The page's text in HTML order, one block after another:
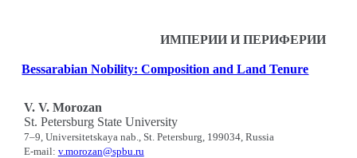
ИМПЕРИИ И ПЕРИФЕРИИ
Bessarabian Nobility: Composition and Land Tenure
V. V. Morozan
St. Petersburg State University
7–9, Universitetskaya nab., St. Petersburg, 199034, Russia
E-mail: v.morozan@spbu.ru